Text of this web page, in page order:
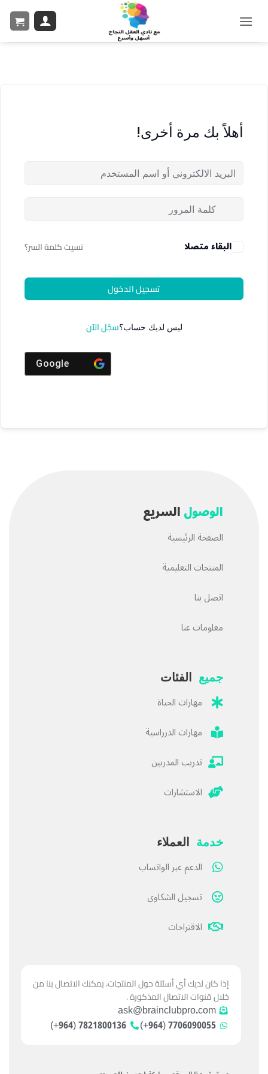
أهلاً بك مرة أخرى!
البقاء متصلا نسيت كلمة السر؟
تسجيل الدخول
ليس لديك حساب؟سجّل الآن
Google
الوصولالسريع
الصفحة الرئيسية
المنتجات التعليمية
اتصل بنا
معلومات عنا
جميع الفئات
مهارات الحياة
مهارات الدرراسية
تدريب المدربين
الاستشارات
خدمة العملاء
الدعم عبر الواتساب
تسجيل الشكاوى
الاقتراحات
إذا كان لديك أي أسئلة حول المنتجات، يمكنك الاتصال بنا من
خلال قنوات الاتصال المذكورة .
ask@brainclubpro.com
7706090055 (964+)
7821800136 (964+)